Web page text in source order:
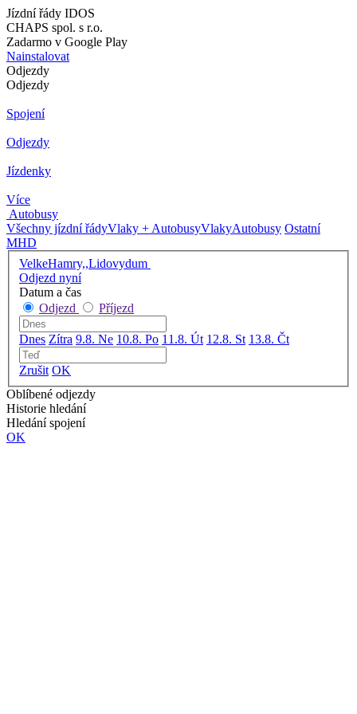
Jízdní řády IDOS
CHAPS spol. s r.o.
Zadarmo v Google Play
Nainstalovat
Odjezdy
Odjezdy
Spojení
Odjezdy
Jízdenky
Více
Autobusy
Všechny jízdní řádyVlaky + AutobusyVlakyAutobusy Ostatní
MHD
VelkeHamry,,Lidovydum
Odjezd nyní
Datum a čas
Odjezd
Příjezd
Dnes Zítra 9.8. Ne 10.8. Po 11.8. Út 12.8. St 13.8. Čt
Zrušit OK
Oblíbené odjezdy
Historie hledání
Hledání spojení
OK